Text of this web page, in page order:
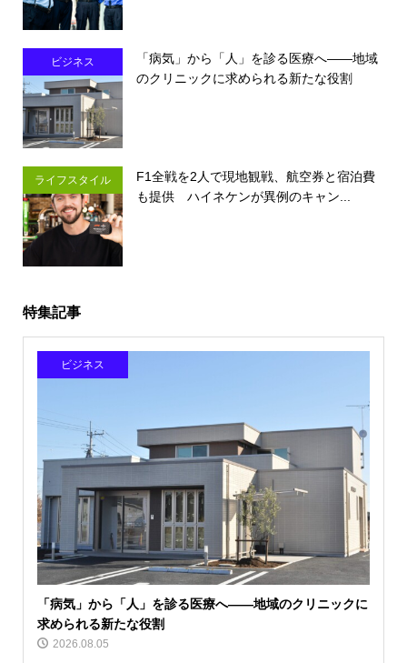
ビジネス
「病気」から「人」を診る医療へ――地域
のクリニックに求められる新たな役割
ライフスタイル
F1全戦を2人で現地観戦、航空券と宿泊費
も提供 ハイネケンが異例のキャン...
特集記事
ビジネス
「病気」から「人」を診る医療へ――地域のクリニックに
求められる新たな役割
2026.08.05